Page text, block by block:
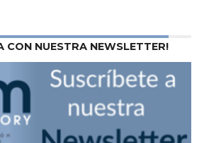
CON NUESTRA NEWSLETTER!